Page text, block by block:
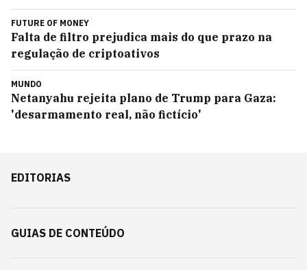
FUTURE OF MONEY
Falta de filtro prejudica mais do que prazo na
regulação de criptoativos
MUNDO
Netanyahu rejeita plano de Trump para Gaza:
'desarmamento real, não fictício'
EDITORIAS
GUIAS DE CONTEÚDO